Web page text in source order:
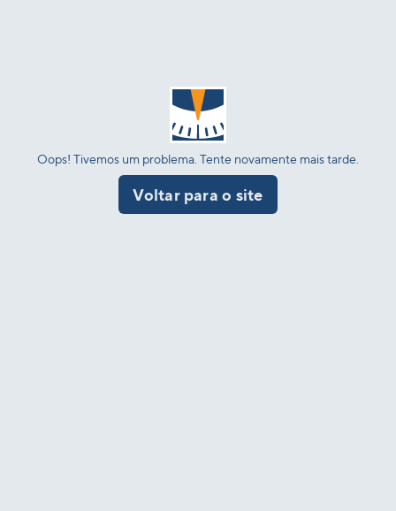
Oops! Tivemos um problema. Tente novamente mais tarde.
Voltar para o site